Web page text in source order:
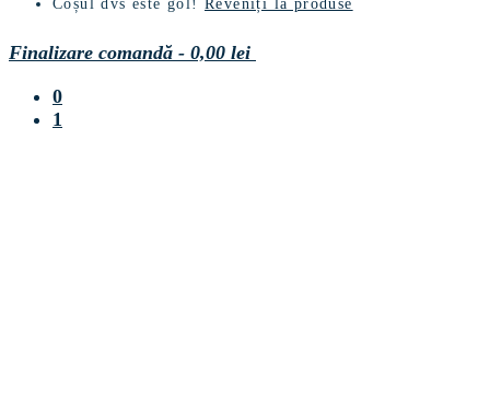
Coșul dvs este gol!Reveniți la produse
Finalizare comandă - 0,00 lei
0
1